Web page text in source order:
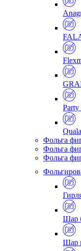
Фольга
Фольга
Фольга
Шар
Шар